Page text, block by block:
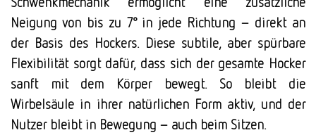
Neigung von bis zu 7° in jede Richtung – direkt an
der Basis des Hockers. Diese subtile, aber spürbare
Flexibilität sorgt dafür, dass sich der gesamte Hocker
sanft mit dem Körper bewegt. So bleibt die
Wirbelsäule in ihrer natürlichen Form aktiv, und der
Nutzer bleibt in Bewegung – auch beim Sitzen.